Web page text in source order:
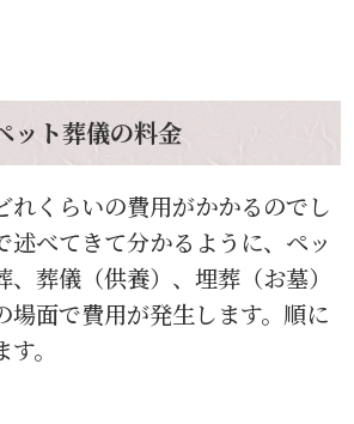
ット葬儀の料金
れくらいの費用がかかるのでし
述べてきて分かるように、ペッ
、葬儀（供養）、埋葬（お墓）
場面で費用が発生します。順に
。